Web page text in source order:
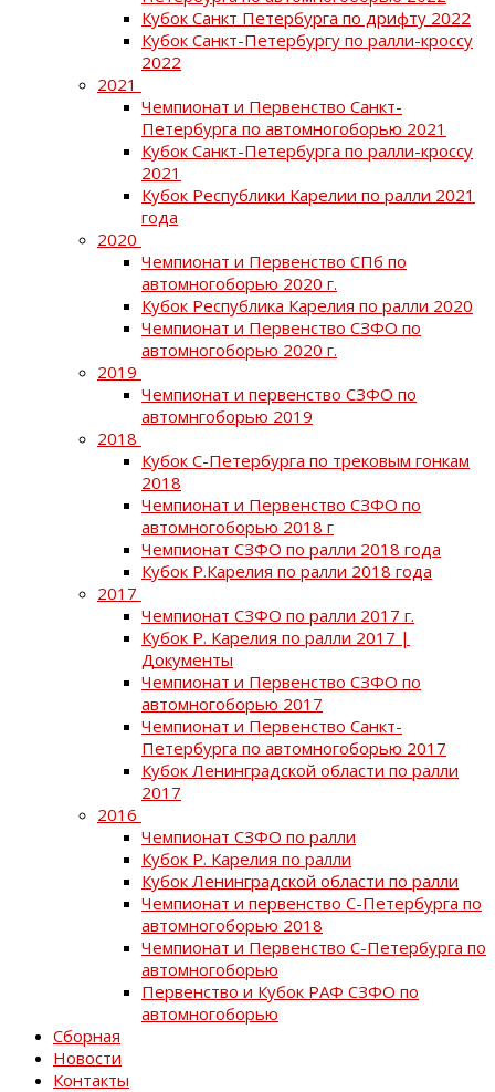
Кубок Санкт Петербурга по дрифту 2022
Кубок Санкт-Петербургу по ралли-кроссу
2022
2021
Чемпионат и Первенство Санкт-
Петербурга по автомногоборью 2021
Кубок Санкт-Петербурга по ралли-кроссу
2021
Кубок Республики Карелии по ралли 2021
года
2020
Чемпионат и Первенство СПб по
автомногоборью 2020 г.
Кубок Республика Карелия по ралли 2020
Чемпионат и Первенство СЗФО по
автомногоборью 2020 г.
2019
Чемпионат и первенство СЗФО по
автомнгоборью 2019
2018
Кубок С-Петербурга по трековым гонкам
2018
Чемпионат и Первенство СЗФО по
автомногоборью 2018 г
Чемпионат СЗФО по ралли 2018 года
Кубок Р.Карелия по ралли 2018 года
2017
Чемпионат СЗФО по ралли 2017 г.
Кубок Р. Карелия по ралли 2017 |
Документы
Чемпионат и Первенство СЗФО по
автомногоборью 2017
Чемпионат и Первенство Санкт-
Петербурга по автомногоборью 2017
Кубок Ленинградской области по ралли
2017
2016
Чемпионат СЗФО по ралли
Кубок Р. Карелия по ралли
Кубок Ленинградской области по ралли
Чемпионат и первенство С-Петербурга по
автомногоборью 2018
Чемпионат и Первенство С-Петербурга по
автомногоборью
Первенство и Кубок РАФ СЗФО по
автомногоборью
Сборная
Новости
Контакты